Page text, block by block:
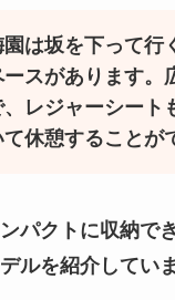
は坂を下って行
ースがあります。
、レジャーシート
休憩することが
パクトに収納で
ルを紹介してい